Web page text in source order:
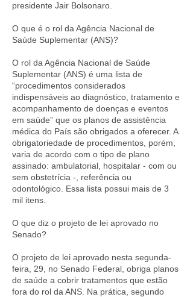
presidente Jair Bolsonaro.
O que é o rol da Agência Nacional de
Saúde Suplementar (ANS)?
O rol da Agência Nacional de Saúde
Suplementar (ANS) é uma lista de
“procedimentos considerados
indispensáveis ao diagnóstico, tratamento e
acompanhamento de doenças e eventos
em saúde” que os planos de assistência
médica do País são obrigados a oferecer. A
obrigatoriedade de procedimentos, porém,
varia de acordo com o tipo de plano
assinado: ambulatorial, hospitalar - com ou
sem obstetrícia -, referência ou
odontológico. Essa lista possui mais de 3
mil itens.
O que diz o projeto de lei aprovado no
Senado?
O projeto de lei aprovado nesta segunda-
feira, 29, no Senado Federal, obriga planos
de saúde a cobrir tratamentos que estão
fora do rol da ANS. Na prática, segundo